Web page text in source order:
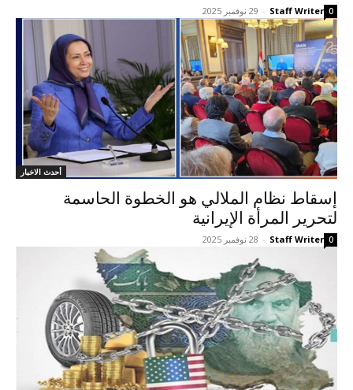
Staff Writer
- 29 نوفمبر 2025 0
أحدث الاخبار
إسقاط نظام الملالي هو الخطوة الحاسمة
لتحرير المرأة الإيرانية
Staff Writer
- 28 نوفمبر 2025 0